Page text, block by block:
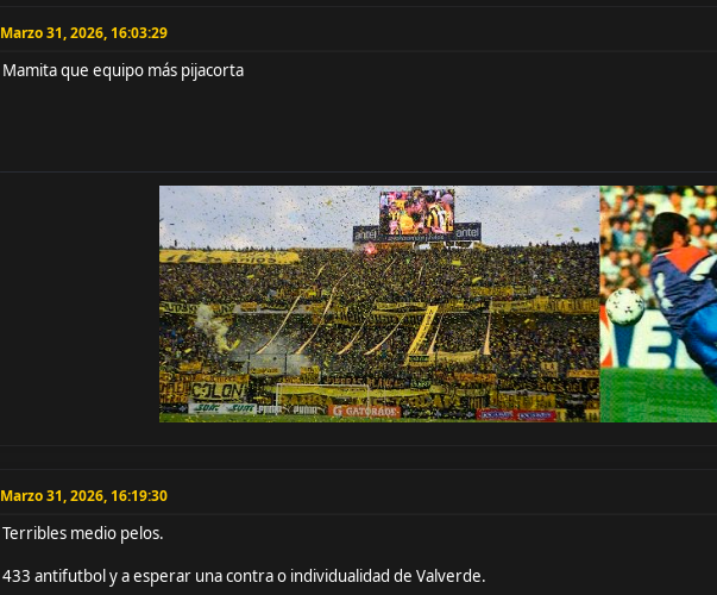
Marzo 31, 2026, 16:03:29
Mamita que equipo más pijacorta
Marzo 31, 2026, 16:19:30
Terribles medio pelos.
433 antifutbol y a esperar una contra o individualidad de Valverde.